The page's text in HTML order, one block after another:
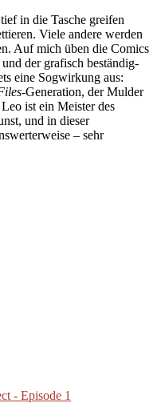
in die Tasche greifen
Viele andere werden
Auf mich üben die Comics
der grafisch beständig-
eine Sogwirkung aus:
-Generation, der Mulder
ist ein Meister des
und in dieser
– sehr
- Episode 1